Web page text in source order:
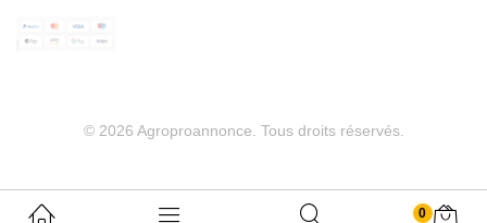
© 2026 Agroproannonce. Tous droits réservés.
0